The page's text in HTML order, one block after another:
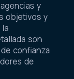
y
objetivos y
son
confianza
de